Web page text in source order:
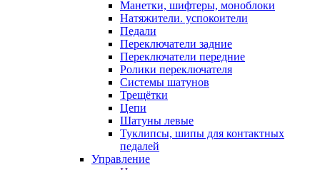
Манетки, шифтеры, моноблоки
Натяжители. успокоители
Педали
Переключатели задние
Переключатели передние
Ролики переключателя
Системы шатунов
Трещётки
Цепи
Шатуны левые
Туклипсы, шипы для контактных
педалей
Управление